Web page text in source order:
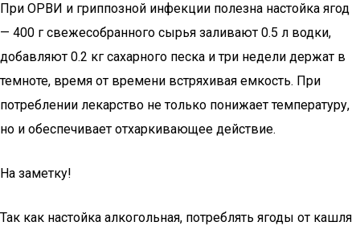
При ОРВИ и гриппозной инфекции полезна настойка ягод
— 400 г свежесобранного сырья заливают 0.5 л водки,
добавляют 0.2 кг сахарного песка и три недели держат в
темноте, время от времени встряхивая емкость. При
потреблении лекарство не только понижает температуру,
но и обеспечивает отхаркивающее действие.
На заметку!
Так как настойка алкогольная, потреблять ягоды от кашля